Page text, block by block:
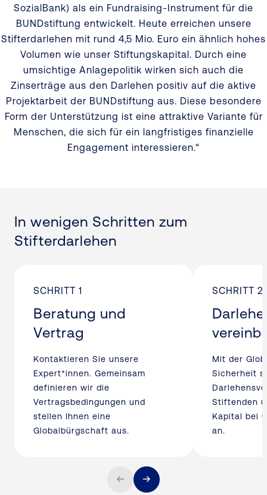
SozialBank) als ein Fundraising-Instrument für die
BUNDstiftung entwickelt. Heute erreichen unsere
Stifterdarlehen mit rund 4,5 Mio. Euro ein ähnlich hohes
Volumen wie unser Stiftungskapital. Durch eine
umsichtige Anlagepolitik wirken sich auch die
Zinserträge aus den Darlehen positiv auf die aktive
Projektarbeit der BUNDstiftung aus. Diese besondere
Form der Unterstützung ist eine attraktive Variante für
Menschen, die sich für ein langfristiges finanzielle
Engagement interessieren.“
In wenigen Schritten zum
Stifterdarlehen
SCHRITT 1
Beratung und
Vertrag
Kontaktieren Sie unsere
Expert*innen. Gemeinsam
definieren wir die
Vertragsbedingungen und
stellen Ihnen eine
Globalbürgschaft aus.
SCHRITT 2
Mit der
Sicherheit
Stiftenden
Kapital bei
an.